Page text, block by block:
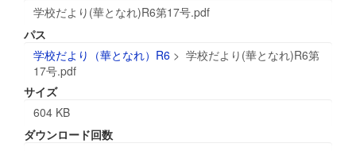
学校だより(華となれ)R6第17号.pdf
パス
学校だより（華となれ）R6 > 学校だより(華となれ)R6第
17号.pdf
サイズ
604 KB
ダウンロード回数